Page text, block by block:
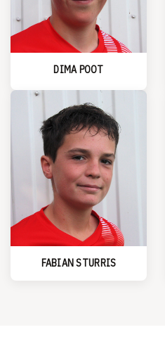
DIMA POOT
FABIAN STURRIS